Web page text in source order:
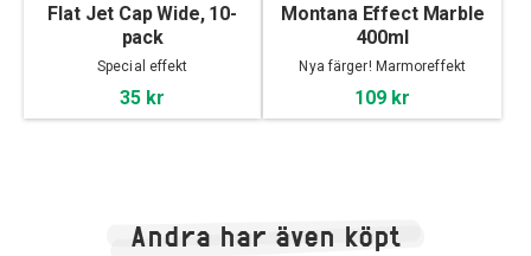
Flat Jet Cap Wide, 10-
pack
Special effekt
35 kr
Montana Effect Marble
400ml
Nya färger! Marmoreffekt
109 kr
Andra har även köpt